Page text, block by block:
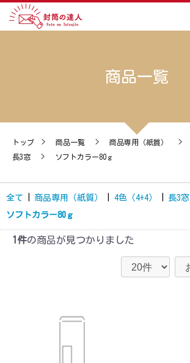
商品一覧
トップ > 商品一覧 > 商品専用（紙質） >
長3窓
> ソフトカラー80ｇ
全て 商品専用（紙質） 4色（4+4） 長3窓
ソフトカラー80ｇ
1件の商品が見つかりました